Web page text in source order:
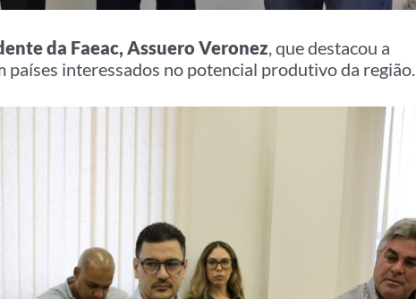
da Faeac, Assuero Veronez, que destacou a
países interessados no potencial produtivo da região.